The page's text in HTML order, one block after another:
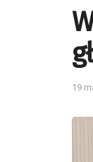
19